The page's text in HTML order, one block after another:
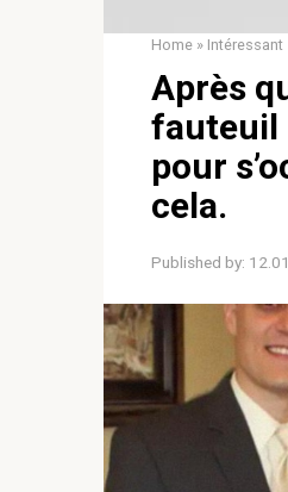
Home » Intéressant
Après
fauteuil
pour
cela.
Published by: